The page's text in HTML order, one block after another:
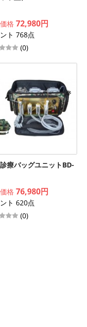
格 72,980円
ト 768点
(0)
療バッグユニットBD-
格 76,980円
ト 620点
(0)